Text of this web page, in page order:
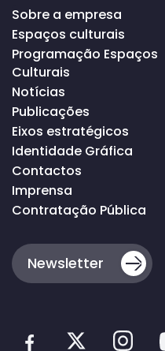
Voltar
ao
topo
da
página
Sobre a empresa
Espaços culturais
Programação Espaços
Culturais
Notícias
Publicações
Eixos estratégicos
Identidade Gráfica
Contactos
Imprensa
Contratação Pública
Newsletter